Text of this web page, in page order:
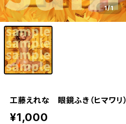
1/1
工藤えれな 眼鏡ふき（ヒマワリ）
¥1,000